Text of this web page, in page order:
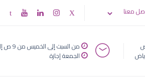
معنا
من السبت إلى الخميس من 9 ص إلى 10 م
الجمعة إجازة